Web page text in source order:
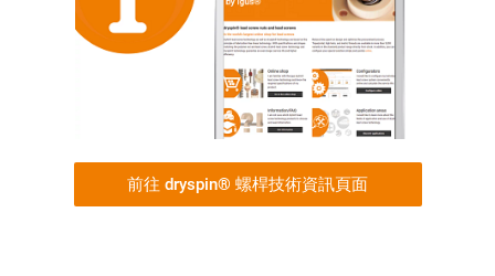
前往 dryspin® 螺桿技術資訊頁面